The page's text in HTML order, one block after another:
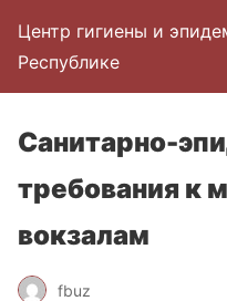
Центр гигиены и
Республике
Санитарно-
требования к
вокзалам
fbuz